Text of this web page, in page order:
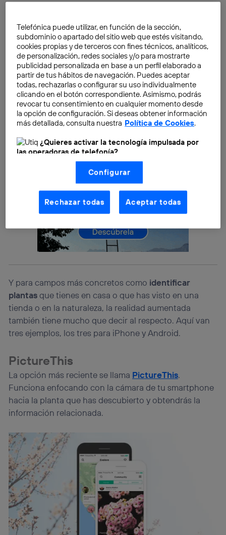
que puedassaber qué estás viendogracias a la
combinación de la cámara de tu smartphone, la
inteligencia artificial y una base de datos que se nutre
de internet.
Y para campos más concretos como identificar
plantasque tienes en casa o que has visto en una
tienda o en la naturaleza, la realidad aumentada
también tiene mucho que decir al respecto. Aquí van
tres ejemplos, los tres para iPhone y Android.
PictureThis
La opción más reciente se llama PictureThis.
Funciona enfocando con la cámara de tu smartphone
hacia la planta que has descubierto y obtendrás la
información relacionada.
Telefónica puede utilizar, en función de la sección,
subdominio o apartado del sitio web que estés visitando,
cookies propias y de terceros con fines técnicos, analíticos,
de personalización, redes sociales y/o para mostrarte
publicidad personalizada en base a un perfil elaborado a
partir de tus hábitos de navegación. Puedes aceptar
todas, rechazarlas o configurar su uso individualmente
clicando en el botón correspondiente. Asimismo, podrás
revocar tu consentimiento en cualquier momento desde
la opción de configuración. Si deseas obtener información
más detallada, consulta nuestra Política de Cookies.
¿Quieres activar la tecnología impulsada por
las operadoras de telefonía?
Nosotros, Telefónica S.A., utilizamos la tecnología Utiq para
realizar nuestras acciones de marketing digital o análisis
(como se describe en este aviso de consentimiento)
basadas en tu navegación en nuestra(s) web(s)
aquí(solo cuando utilizas una conexión a
internet habilitada , proporcionada por una de las
operadoras de telefonía participantes, y otorgas tu
La tecnología Utiq está diseñada con la privacidad como
prioridad ofreciéndote elección y control.
información de la cuenta de cliente de
telecomunicaciones vinculada a la conexión que utilizas
(p. ej., número de teléfono móvil).
Este identificador se asigna a la conexión de internet, por
lo que cualquier persona que conecte su dispositivo y
consienta el uso de la tecnología recibirá el mismo
Si utilizas una
el marketing o análisis se realizará en función de las
actividades de navegación de los miembros del hogar
que hayan dado su consentimiento.
Si utilizasdatos móviles, el marketing será más
personalizado, ya que se basará únicamente en la
navegación del usuario del móvil.
Puedes gestionar los consentimientos Utiq seleccionando
“Administrar Utiq” en la parte inferior de esta página web o
visitando el portal de privacidad de Utiq
(“consenthub”)
. Para más información, consulta
la política de privacidad de Utiq
Configurar
Rechazar todas Aceptar todas